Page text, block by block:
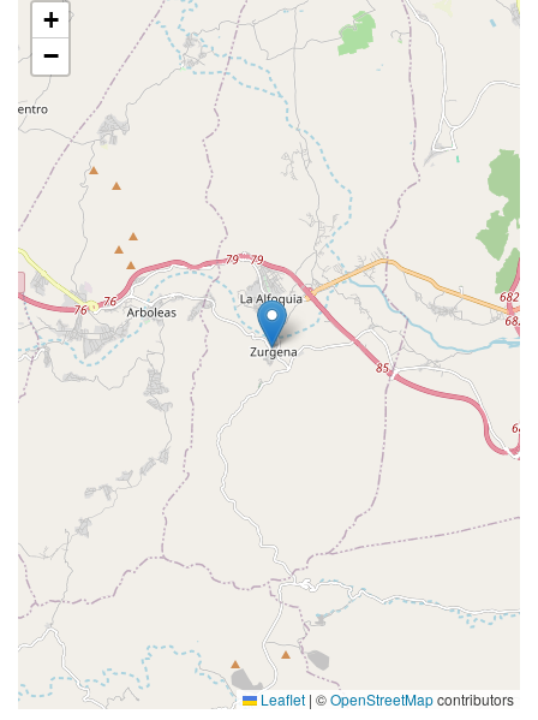
+
−
Leaflet | ©OpenStreetMapcontributors